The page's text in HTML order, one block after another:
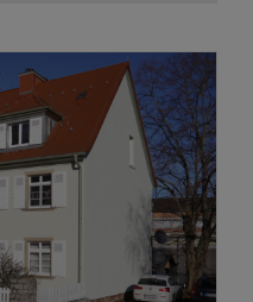
Lackierarbeiten